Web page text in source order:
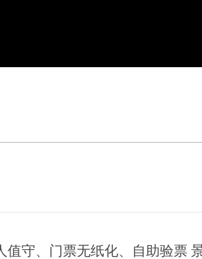
值守、门票无纸化、自助验票